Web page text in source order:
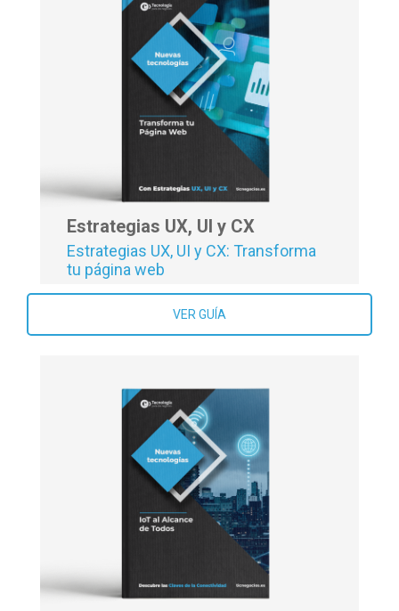
Estrategias UX, UI y CX
Estrategias UX, UI y CX: Transforma
tu página web
VER GUÍA